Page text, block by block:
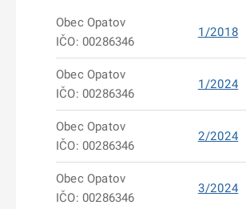
Obec Opatov
IČO: 00286346
1/2018
Obec Opatov
IČO: 00286346
1/2024
Obec Opatov
IČO: 00286346
2/2024
Obec Opatov
IČO: 00286346
3/2024